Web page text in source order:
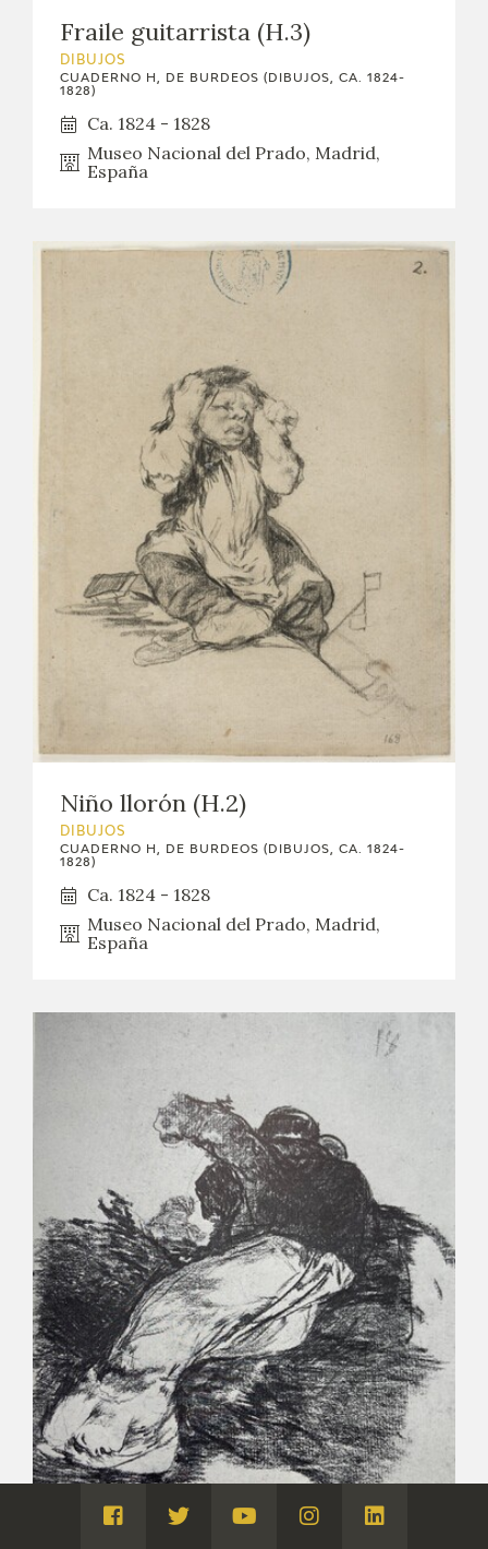
Fraile guitarrista (H.3)
DIBUJOS
CUADERNO H, DE BURDEOS (DIBUJOS, CA. 1824-
1828)
Ca. 1824 - 1828
Museo Nacional del Prado, Madrid,
España
Niño llorón (H.2)
DIBUJOS
CUADERNO H, DE BURDEOS (DIBUJOS, CA. 1824-
1828)
Ca. 1824 - 1828
Museo Nacional del Prado, Madrid,
España
Visita
Visita
Visita
Visita
Visita